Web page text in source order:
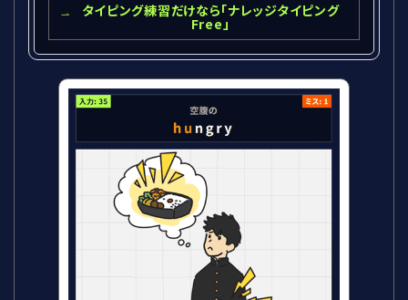
タイピング練習だけなら「ナレッジタイピング
Free」